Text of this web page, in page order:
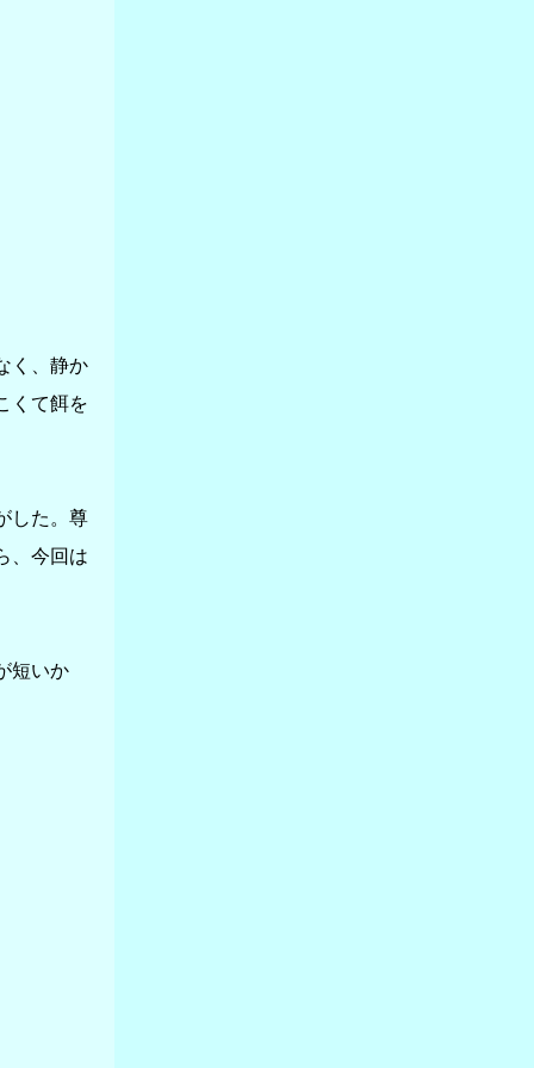
く、静か
くて餌を
した。尊
、今回は
短いか